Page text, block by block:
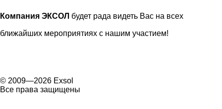
Компания ЭКСОЛ будет рада видеть Вас на всех
ближайших мероприятиях с нашим участием!
© 2009—2026 Exsol
Все права защищены